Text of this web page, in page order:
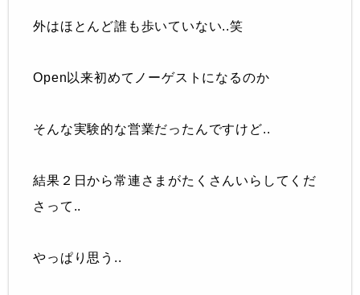
外はほとんど誰も歩いていない..笑
Open以来初めてノーゲストになるのか
そんな実験的な営業だったんですけど..
結果２日から常連さまがたくさんいらしてくだ
さって..
やっぱり思う..